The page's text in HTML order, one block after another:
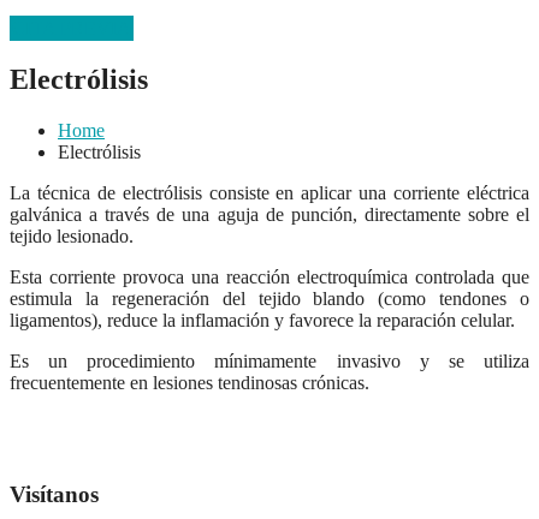
Electrólisis
Home
Electrólisis
La técnica de electrólisis consiste en aplicar una corriente eléctrica
galvánica a través de una aguja de punción, directamente sobre el
tejido lesionado.
Esta corriente provoca una reacción electroquímica controlada que
estimula la regeneración del tejido blando (como tendones o
ligamentos), reduce la inflamación y favorece la reparación celular.
Es un procedimiento mínimamente invasivo y se utiliza
frecuentemente en lesiones tendinosas crónicas.
Visítanos